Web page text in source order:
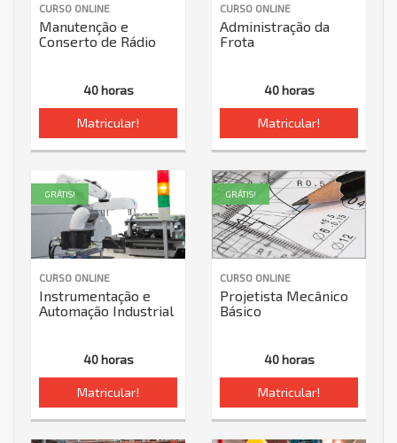
CURSO ONLINE
Manutenção e
Conserto de Rádio
40 horas
Matricular!
CURSO ONLINE
Administração da
Frota
40 horas
Matricular!
CURSO ONLINE
Instrumentação e
Automação Industrial
40 horas
Matricular!
GRÁTIS!
CURSO ONLINE
Projetista Mecânico
Básico
40 horas
Matricular!
GRÁTIS!